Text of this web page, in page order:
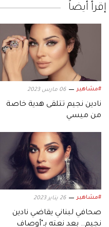
إقرأ أيضاً
#مشاهير 06 مارس 2023
نادين نجيم تتلقى هدية خاصة
من ميسي
#مشاهير 26 يناير 2023
صحافي لبناني يقاضي نادين
نجيم.. بعد نعته بـ"أوصاف